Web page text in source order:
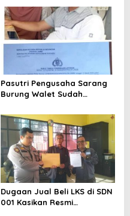
Pasutri Pengusaha Sarang
Burung Walet Sudah
Pelapor Desak Polda Jambi
Segera Lakukan Penahanan
Dugaan Jual Beli LKS di SDN
001 Kasikan Resmi